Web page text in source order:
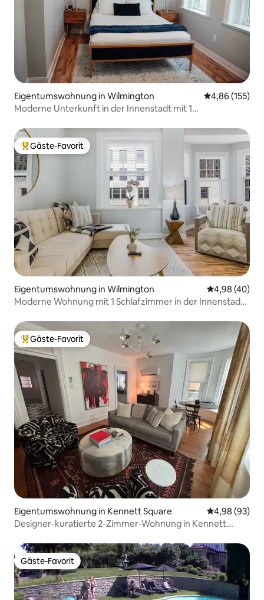
Eigentumswohnung in Wilmington
4,86 (155)
Moderne Unterkunft in der Innenstadt mit 1
Arbeitsbereich
Beliebter Gäste-Favorit.
Gäste-Favorit
Eigentumswohnung in Wilmington
4,98 (40)
Moderne Wohnung mit 1 Schlafzimmer in der Innenstadt |
Krankenhauses
Beliebter Gäste-Favorit.
Gäste-Favorit
Eigentumswohnung in Kennett Square
4,98 (93)
Designer-kuratierte 2-Zimmer-Wohnung in Kennett
Gäste-Favorit
Gäste-Favorit